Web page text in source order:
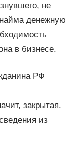
не
денежную
в бизнесе.
РФ
закрытая.
из